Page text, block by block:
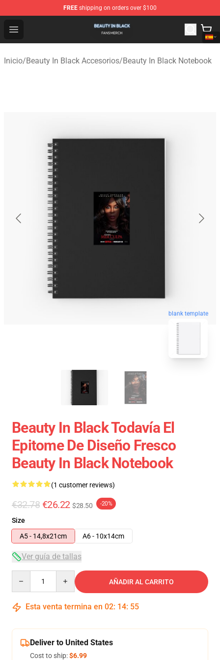
FREE shipping on orders over $100
Open menu
Beauty In Black Shop - Official Beauty In Black
Inicio/Beauty In Black Accesorios/Beauty In Black Notebook
blank template
Beauty In Black Todavía El
Epitome De Diseño Fresco
Beauty In Black Notebook
(1 customer reviews)
€32.78 €26.22 $28.50 -20%
Size
A5 - 14,8x21cm
A6 - 10x14cm
Ver guía de tallas
AÑADIR AL CARRITO
Esta venta termina en 02: 14: 55
Deliver to United States
Cost to ship:$6.99